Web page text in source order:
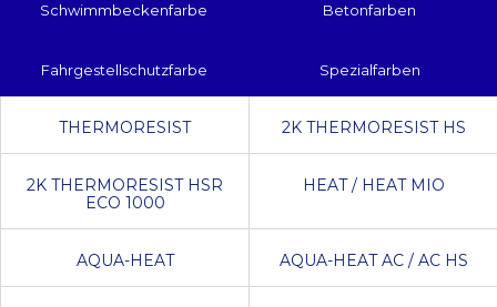
Schwimmbeckenfarbe Betonfarben
Fahrgestellschutzfarbe Spezialfarben
THERMORESIST 2K THERMORESIST HS
2K THERMORESIST HSR
ECO 1000
HEAT / HEAT MIO
AQUA-HEAT AQUA-HEAT AC / AC HS